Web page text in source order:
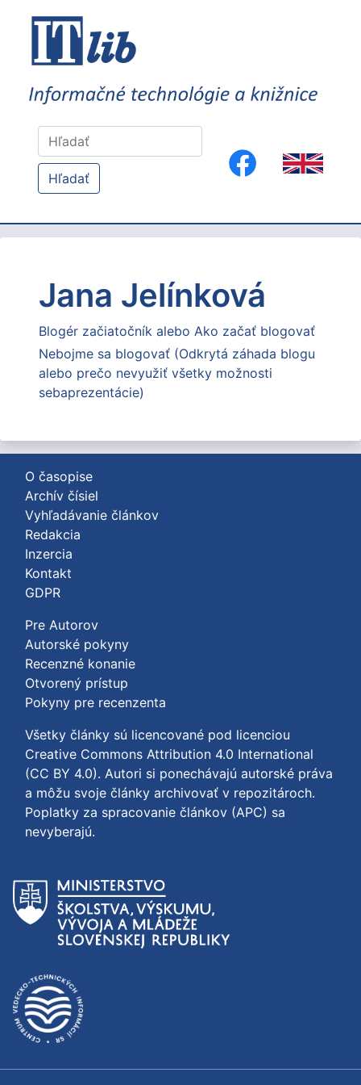
Hľadať
Jana Jelínková
Blogér začiatočník alebo Ako začať blogovať
Nebojme sa blogovať (Odkrytá záhada blogu
alebo prečo nevyužiť všetky možnosti
sebaprezentácie)
O časopise
Archív čísiel
Vyhľadávanie článkov
Redakcia
Inzercia
Kontakt
GDPR
Pre Autorov
Autorské pokyny
Recenzné konanie
Otvorený prístup
Pokyny pre recenzenta
Všetky články sú licencované pod licenciou
Creative Commons Attribution 4.0 International
(CC BY 4.0). Autori si ponechávajú autorské práva
a môžu svoje články archivovať v repozitároch.
Poplatky za spracovanie článkov (APC) sa
nevyberajú.